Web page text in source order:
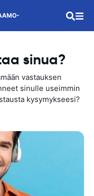
sinua?
vastauksen
sinulle useimmin
kysymykseesi?